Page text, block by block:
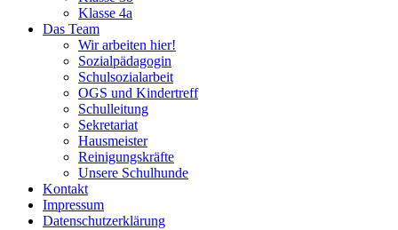
Klasse 4a
Das Team
Wir arbeiten hier!
Sozialpädagogin
Schulsozialarbeit
OGS und Kindertreff
Schulleitung
Sekretariat
Hausmeister
Reinigungskräfte
Unsere Schulhunde
Kontakt
Impressum
Datenschutzerklärung